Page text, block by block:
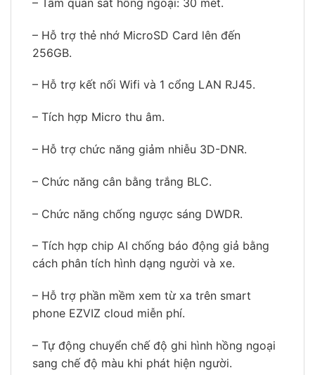
– Hỗ trợ thẻ nhớ MicroSD Card lên đến
256GB.
– Hỗ trợ kết nối Wifi và 1 cổng LAN RJ45.
– Tích hợp Micro thu âm.
– Hỗ trợ chức năng giảm nhiễu 3D-DNR.
– Chức năng cân bằng trắng BLC.
– Chức năng chống ngược sáng DWDR.
– Tích hợp chip AI chống báo động giả bằng
cách phân tích hình dạng người và xe.
– Hỗ trợ phần mềm xem từ xa trên smart
phone EZVIZ cloud miễn phí.
– Tự động chuyển chế độ ghi hình hồng ngoại
sang chế độ màu khi phát hiện người.